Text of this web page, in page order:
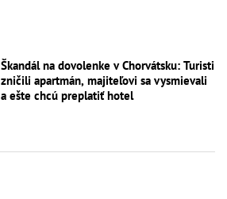
Škandál na dovolenke v Chorvátsku: Turisti
zničili apartmán, majiteľovi sa vysmievali
a ešte chcú preplatiť hotel